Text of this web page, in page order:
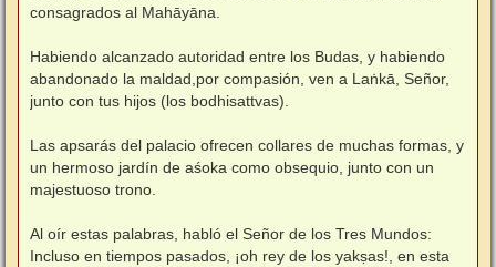
consagrados al Mahāyāna.
Habiendo alcanzado autoridad entre los Budas, y habiendo
abandonado la maldad,por compasión, ven a Laṅkā, Señor,
junto con tus hijos (los bodhisattvas).
Las apsarás del palacio ofrecen collares de muchas formas, y
un hermoso jardín de aśoka como obsequio, junto con un
majestuoso trono.
Al oír estas palabras, habló el Señor de los Tres Mundos:
Incluso en tiempos pasados, ¡oh rey de los yakṣas!, en esta